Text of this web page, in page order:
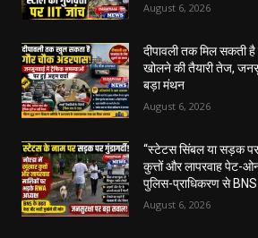
August 6, 2026
दीपावली तक मिल सकती
खोलने की तैयारी तेज,
बड़ा मंथन
August 6, 2026
“स्टेटस सिंबल या सड़क पर
कुत्तों और लापरवाह पेट-
पुलिस-प्राधिकरण से
August 6, 2026